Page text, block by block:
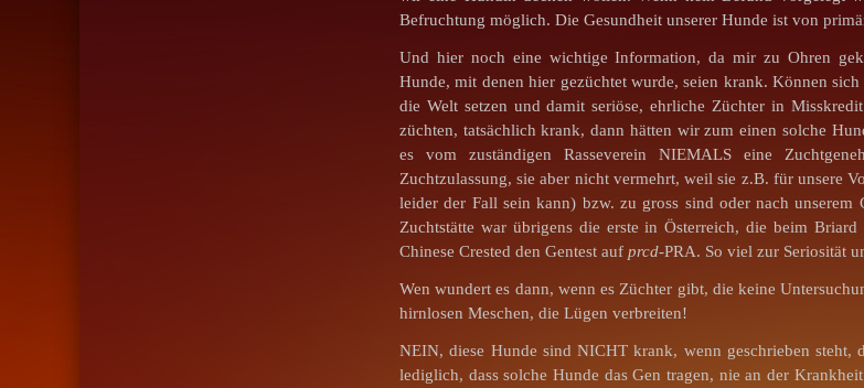
Befruchtung möglich. Die Gesundheit unserer Hunde ist von
Und hier noch eine wichtige Information, da mir zu Ohren
Hunde, mit denen hier gezüchtet wurde, seien krank. Können
die Welt setzen und damit seriöse, ehrliche Züchter in
züchten, tatsächlich krank, dann hätten wir zum einen solche
es vom zuständigen Rasseverein NIEMALS eine
Zuchtzulassung, sie aber nicht vermehrt, weil sie z.B. für unsere
leider der Fall sein kann) bzw. zu gross sind oder nach unserem
Zuchtstätte war übrigens die erste in Österreich, die beim
Chinese Crested den Gentest auf prcd-PRA. So viel zur Seriosität
Wen wundert es dann, wenn es Züchter gibt, die keine
hirnlosen Meschen, die Lügen verbreiten!
NEIN, diese Hunde sind NICHT krank, wenn geschrieben steht,
lediglich, dass solche Hunde das Gen tragen, nie an der